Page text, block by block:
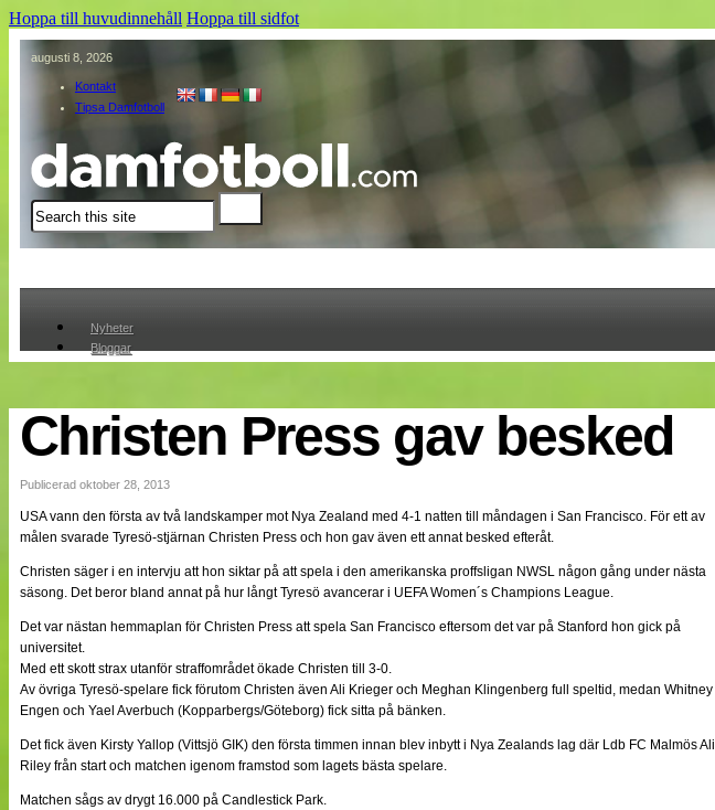
Hoppa till huvudinnehåll Hoppa till sidfot
augusti 8, 2026
Kontakt
Tipsa Damfotboll
Sök
Nyheter
Bloggar
Cuper
Medlemmar
Medlemsbilder
Om oss
Nyheter
Bloggar
Lagen
Webb-TV
Cuper
Medlemmar
Medlemsbilder
Till klubbkassan
Om oss
Split vision
Christen Press gav besked
Publicerad oktober 28, 2013
USA vann den första av två landskamper mot Nya Zealand med 4-1 natten till måndagen i San Francisco. För ett av
målen svarade Tyresö-stjärnan Christen Press och hon gav även ett annat besked efteråt.
Christen säger i en intervju att hon siktar på att spela i den amerikanska proffsligan NWSL någon gång under nästa
säsong. Det beror bland annat på hur långt Tyresö avancerar i UEFA Women´s Champions League.
Det var nästan hemmaplan för Christen Press att spela San Francisco eftersom det var på Stanford hon gick på
universitet.
Med ett skott strax utanför straffområdet ökade Christen till 3-0.
Av övriga Tyresö-spelare fick förutom Christen även Ali Krieger och Meghan Klingenberg full speltid, medan Whitney
Engen och Yael Averbuch (Kopparbergs/Göteborg) fick sitta på bänken.
Det fick även Kirsty Yallop (Vittsjö GIK) den första timmen innan blev inbytt i Nya Zealands lag där Ldb FC Malmös Ali
Riley från start och matchen igenom framstod som lagets bästa spelare.
Matchen sågs av drygt 16.000 på Candlestick Park.